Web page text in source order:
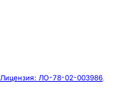
Лицензия: ЛО-78-02-003986,